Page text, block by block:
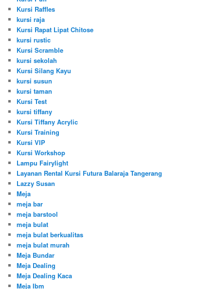
Kursi Raffles
kursi raja
Kursi Rapat Lipat Chitose
kursi rustic
Kursi Scramble
kursi sekolah
Kursi Silang Kayu
kursi susun
kursi taman
Kursi Test
kursi tiffany
Kursi Tiffany Acrylic
Kursi Training
Kursi VIP
Kursi Workshop
Lampu Fairylight
Layanan Rental Kursi Futura Balaraja Tangerang
Lazzy Susan
Meja
meja bar
meja barstool
meja bulat
meja bulat berkualitas
meja bulat murah
Meja Bundar
Meja Dealing
Meja Dealing Kaca
Meja Ibm